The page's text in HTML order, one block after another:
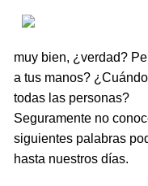
muy bien, ¿verdad?
a tus manos?
todas las personas?
Seguramente no
siguientes palabras
hasta nuestros días.